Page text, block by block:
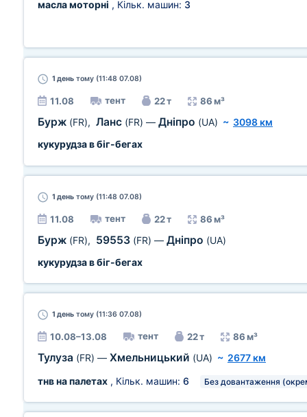
масла моторні , Кільк. машин: 3
1 день тому (11:48 07.08)
11.08 тент 22 т 86 м³
Бурж (FR), Ланс (FR) — Дніпро (UA) ~ 3098 км
кукурудза в біг-бегах
1 день тому (11:48 07.08)
11.08 тент 22 т 86 м³
Бурж (FR), 59553 (FR) — Дніпро (UA)
кукурудза в біг-бегах
1 день тому (11:36 07.08)
10.08–13.08 тент 22 т 86 м³
Тулуза (FR) — Хмельницький (UA) ~ 2677 км
тнв на палетах , Кільк. машин: 6 Без довантаження